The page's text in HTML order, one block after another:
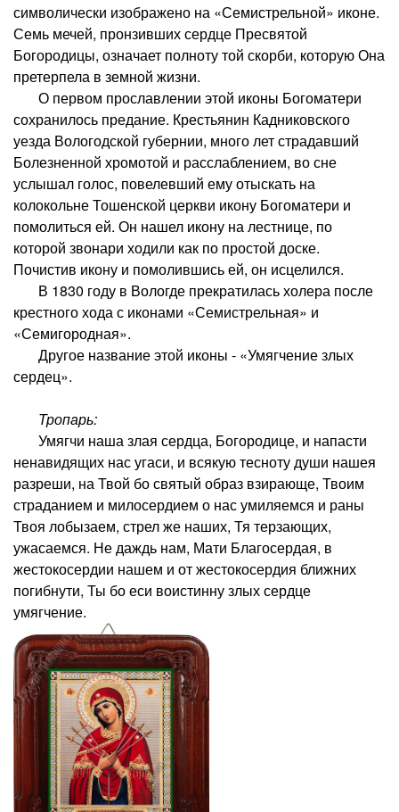
символически изображено на «Семистрельной» иконе.
Семь мечей, пронзивших сердце Пресвятой
Богородицы, означает полноту той скорби, которую Она
претерпела в земной жизни.
О первом прославлении этой иконы Богоматери
сохранилось предание. Крестьянин Кадниковского
уезда Вологодской губернии, много лет страдавший
Болезненной хромотой и расслаблением, во сне
услышал голос, повелевший ему отыскать на
колокольне Тошенской церкви икону Богоматери и
помолиться ей. Он нашел икону на лестнице, по
которой звонари ходили как по простой доске.
Почистив икону и помолившись ей, он исцелился.
В 1830 году в Вологде прекратилась холера после
крестного хода с иконами «Семистрельная» и
«Семигородная».
Другое название этой иконы - «Умягчение злых
сердец».
Тропарь:
Умягчи наша злая сердца, Богородице, и напасти
ненавидящих нас угаси, и всякую тесноту души нашея
разреши, на Твой бо святый образ взирающе, Твоим
страданием и милосердием о нас умиляемся и раны
Твоя лобызаем, стрел же наших, Тя терзающих,
ужасаемся. Не даждь нам, Мати Благосердая, в
жестокосердии нашем и от жестокосердия ближних
погибнути, Ты бо еси воистинну злых сердце
умягчение.